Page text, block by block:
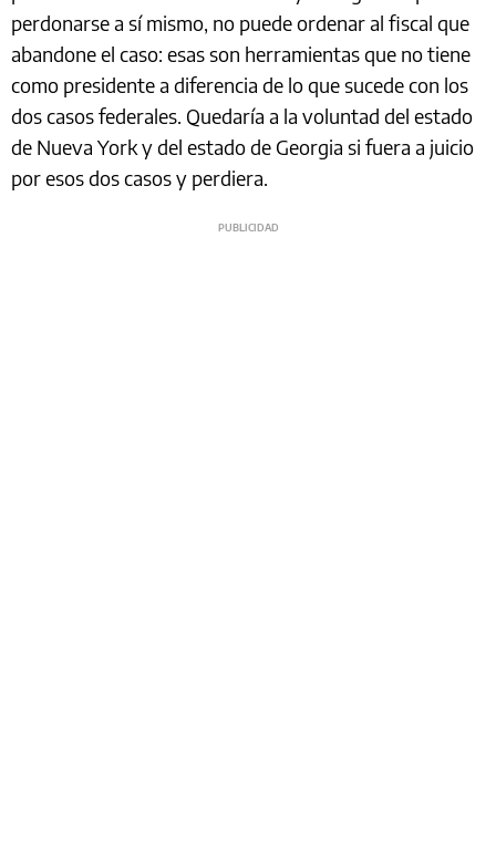
perdonarse a sí mismo, no puede ordenar al fiscal que
abandone el caso: esas son herramientas que no tiene
como presidente a diferencia de lo que sucede con los
dos casos federales. Quedaría a la voluntad del estado
de Nueva York y del estado de Georgia si fuera a juicio
por esos dos casos y perdiera.